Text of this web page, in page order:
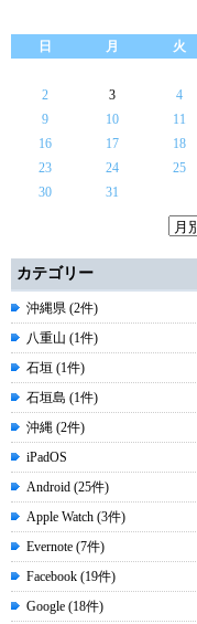
日
月 火
2
3 4
9
10 11
16
17 18
23
24 25
30
31
カテゴリー
沖縄県 (2件)
八重山 (1件)
石垣 (1件)
石垣島 (1件)
沖縄 (2件)
iPadOS
Android (25件)
Apple Watch (3件)
Evernote (7件)
Facebook (19件)
Google (18件)